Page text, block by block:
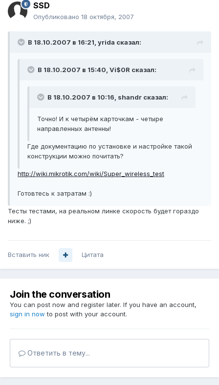
SSD
Опубликовано 18 октября, 2007
В 18.10.2007 в 16:21, yrida сказал:
В 18.10.2007 в 15:40, Vi$0R сказал:
В 18.10.2007 в 10:16, shandr сказал:
Точно! И к четырём карточкам - четыре
направленных антенны!
Где документацию по установке и настройке такой
конструкции можно почитать?
http://wiki.mikrotik.com/wiki/Super_wireless_test
Готовтесь к затратам :)
Тесты тестами, на реальном линке скорость будет гораздо
ниже. ;)
Вставить ник Цитата
Join the conversation
You can post now and register later. If you have an account,
sign in now to post with your account.
Ответить в тему...